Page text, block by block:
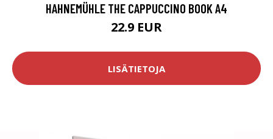
HAHNEMÜHLE THE CAPPUCCINO BOOK A4
22.9 EUR
LISÄTIETOJA